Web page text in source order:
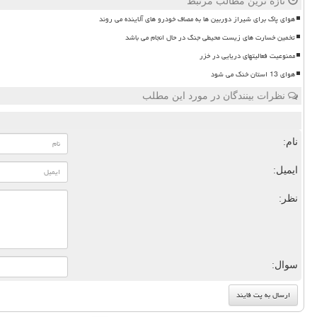
هوای پاک برای شیراز دوربین ها به مصاف خودرو های آلاینده می روند
تخمین خسارت های زیست محیطی جنگ در حال انجام می باشد
ممنوعیت فعالیتهای دریایی در خزر
هوای 13 استان خنک می شود
نظرات بینندگان در مورد این مطلب
نام:
ایمیل:
نظر:
سوال: